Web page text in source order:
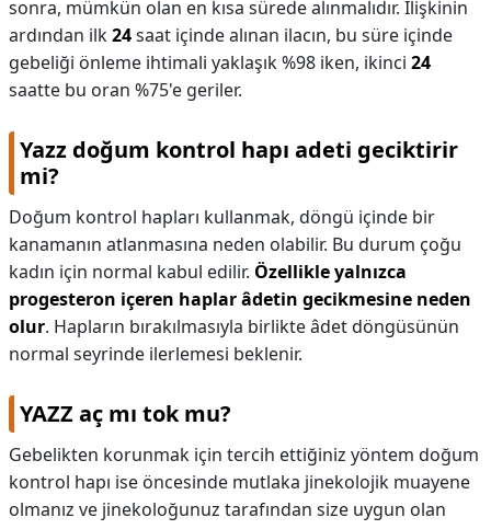
sonra, mümkün olan en kısa sürede alınmalıdır. İlişkinin
ardından ilk24saat içinde alınan ilacın, bu süre içinde
gebeliği önleme ihtimali yaklaşık %98 iken, ikinci 24
saatte bu oran %75'e geriler.
Yazz doğum kontrol hapı adeti geciktirir
mi?
Doğum kontrol hapları kullanmak, döngü içinde bir
kanamanın atlanmasına neden olabilir. Bu durum çoğu
kadın için normal kabul edilir. Özellikle yalnızca
progesteron içeren haplar âdetin gecikmesine neden
olur. Hapların bırakılmasıyla birlikte âdet döngüsünün
normal seyrinde ilerlemesi beklenir.
YAZZ aç mı tok mu?
Gebelikten korunmak için tercih ettiğiniz yöntem doğum
kontrol hapı ise öncesinde mutlaka jinekolojik muayene
olmanız ve jinekoloğunuz tarafından size uygun olan